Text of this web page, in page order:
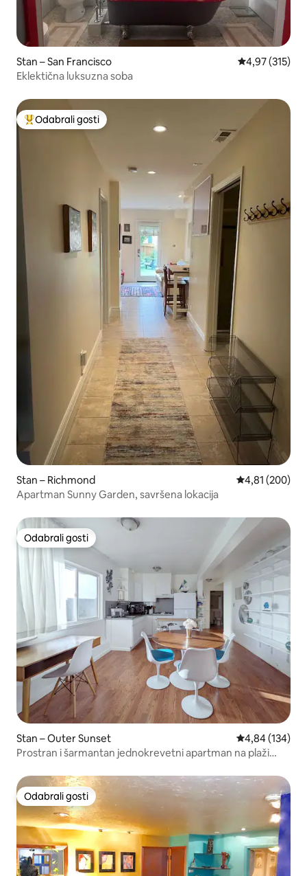
Stan – San Francisco Prosječna
4,97 (315)
Eklektična luksuzna soba
Među najviše rangiranima s oznakom „Odabrali gosti”
Odabrali gosti
Stan – Richmond Prosječna
4,81 (200)
Apartman Sunny Garden, savršena lokacija
Odabrali gosti
Odabrali gosti
Stan – Outer Sunset Prosječna
4,84 (134)
Prostran i šarmantan jednokrevetni apartman na plaži
Odabrali gosti
Odabrali gosti